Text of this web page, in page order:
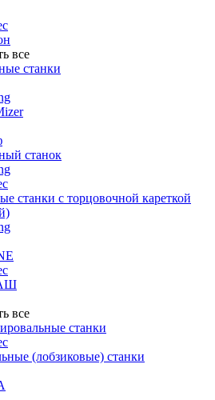
все
станки
станок
станки с торцовочной кареткой
все
станки
(лобзиковые) станки